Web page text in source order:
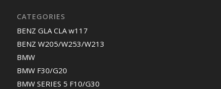
CATEGORIES
BENZ GLA CLA w117
BENZ W205/W253/W213
BMW
BMW F30/G20
BMW SERIES 5 F10/G30